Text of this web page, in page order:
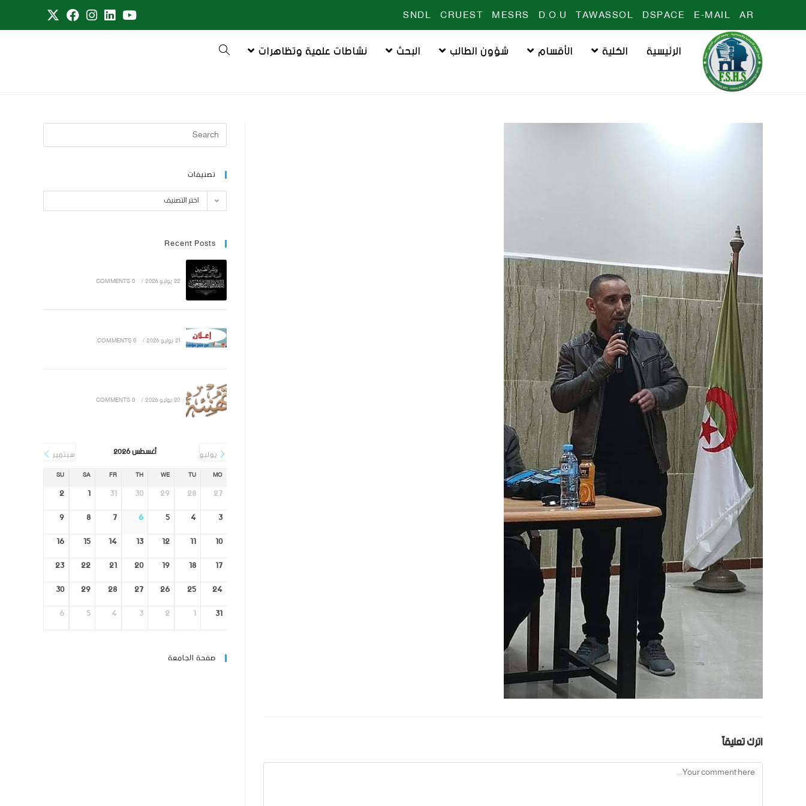
AR
E-MAIL
DSPACE
TAWASSOL
D.O.U
MESRS
CRUEST
SNDL
الرئيسية الكلية الأقسام شؤون الطالب البحث نشاطات علمية وتظاهرات
اترك تعليقاً
تصنيفات
اختر التصنيف
Recent Posts
22 يوليو 2026 /
0 COMMENTS
21 يوليو 2026 /
0 COMMENTS
20 يوليو 2026 /
0 COMMENTS
يوليو أغسطس 2026 سبتمبر
MO
TU
WE
TH
FR
SA
SU
27
28
29
30
31
1
2
3
4
5
6
7
8
9
10
11
12
13
14
15
16
17
18
19
20
21
22
23
24
25
26
27
28
29
30
31
1
2
3
4
5
6
صفحة الجامعة